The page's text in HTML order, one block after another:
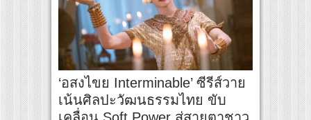
‘อสงไขย Interminable’ ซีรีส์วาย
เน้นศิลปะวัฒนธรรมไทย ขับ